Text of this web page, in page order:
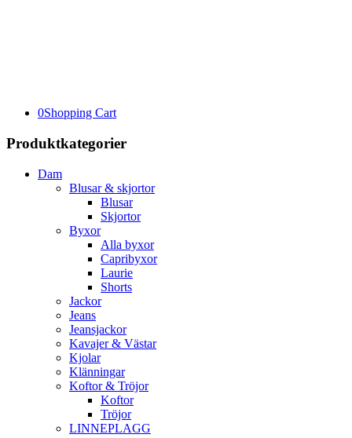
0Shopping Cart
Produktkategorier
Dam
Blusar & skjortor
Blusar
Skjortor
Byxor
Alla byxor
Capribyxor
Laurie
Shorts
Jackor
Jeans
Jeansjackor
Kavajer & Västar
Kjolar
Klänningar
Koftor & Tröjor
Koftor
Tröjor
LINNEPLAGG